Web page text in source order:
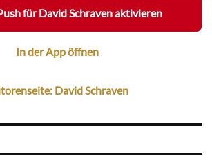
für David Schraven aktivieren
In der App öffnen
David Schraven